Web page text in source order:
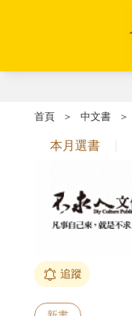
首頁 ＞ 中文書 ＞
本月選書
追蹤